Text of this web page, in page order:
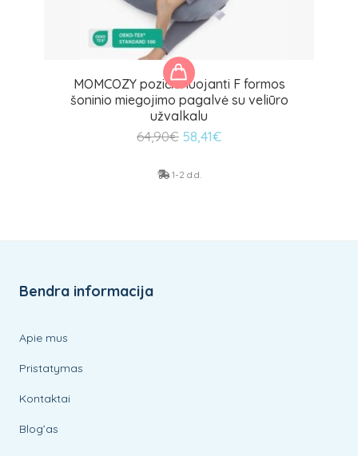
MOMCOZY pozicionuojanti F formos
šoninio miegojimo pagalvė su veliūro
užvalkalu
64,90€ Original
was:
58,41€Current
1-2 d.d.
Bendra informacija
Apie mus
Pristatymas
Kontaktai
Blog’as